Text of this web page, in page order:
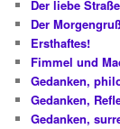
Der liebe
Der
Ersthaftes!
Fimmel und
Gedanken,
Gedanken,
Gedanken,